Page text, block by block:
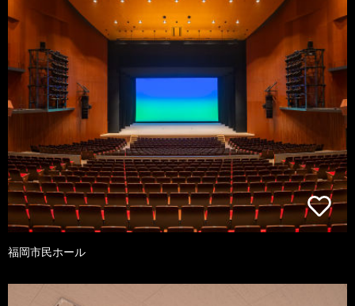
福岡市民ホール